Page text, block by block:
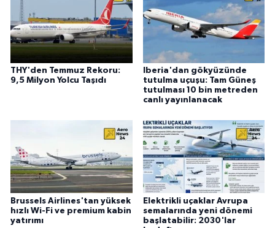
THY'den Temmuz Rekoru:
9,5 Milyon Yolcu Taşıdı
Iberia'dan gökyüzünde
tutulma uçuşu: Tam Güneş
tutulması 10 bin metreden
canlı yayınlanacak
Brussels Airlines'tan yüksek
hızlı Wi-Fi ve premium kabin
yatırımı
Elektrikli uçaklar Avrupa
semalarında yeni dönemi
başlatabilir: 2030'lar